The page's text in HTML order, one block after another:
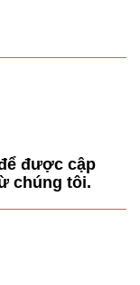
được cập
chúng tôi.